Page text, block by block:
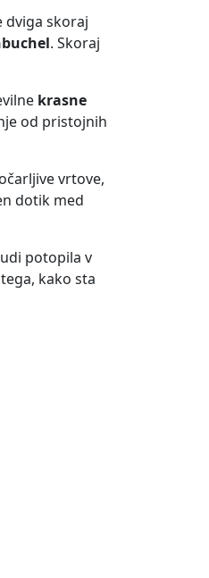
dviga skoraj
. Skoraj
krasne
od pristojnih
vrtove,
dotik med
potopila v
kako sta